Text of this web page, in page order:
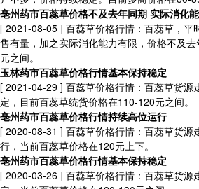
亳州药市百蕊草价格不及去年同期 实际消化
[ 2021-08-05 ] 百蕊草价格行情：百蕊草，平
售有量，加之实际消化能力有限，价格不及
元之间。
玉林药市百蕊草价格行情基本保持稳定
[ 2021-04-29 ] 百蕊草价格行情：百蕊草货源
定，目前百蕊草统货价格在110-120元之间。
亳州药市百蕊草价格行情持续高位运行
[ 2020-08-31 ] 百蕊草价格行情：百蕊草货源
行，当前百蕊草价格在120元上下。
亳州药市百蕊草价格行情基本保持稳定
[ 2020-03-26 ] 百蕊草价格行情：百蕊草货源